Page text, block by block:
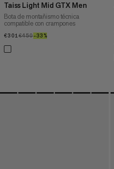
Taiss Light Mid GTX Men
Bota de montañismo técnica
compatible con crampones
€301€301
€450€450
–33%